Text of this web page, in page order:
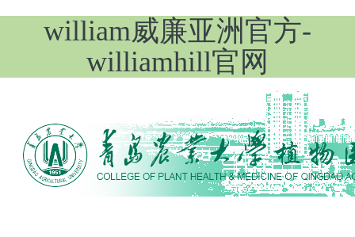
william威廉亚洲官方-
williamhill官网